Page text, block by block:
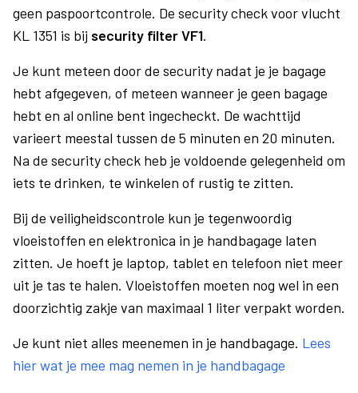
geen paspoortcontrole. De security check voor vlucht
KL 1351 is bij security filter VF1.
Je kunt meteen door de security nadat je je bagage
hebt afgegeven, of meteen wanneer je geen bagage
hebt en al online bent ingecheckt. De wachttijd
varieert meestal tussen de 5 minuten en 20 minuten.
Na de security check heb je voldoende gelegenheid om
iets te drinken, te winkelen of rustig te zitten.
Bij de veiligheidscontrole kun je tegenwoordig
vloeistoffen en elektronica in je handbagage laten
zitten. Je hoeft je laptop, tablet en telefoon niet meer
uit je tas te halen. Vloeistoffen moeten nog wel in een
doorzichtig zakje van maximaal 1 liter verpakt worden.
Je kunt niet alles meenemen in je handbagage. Lees
hier wat je mee mag nemen in je handbagage